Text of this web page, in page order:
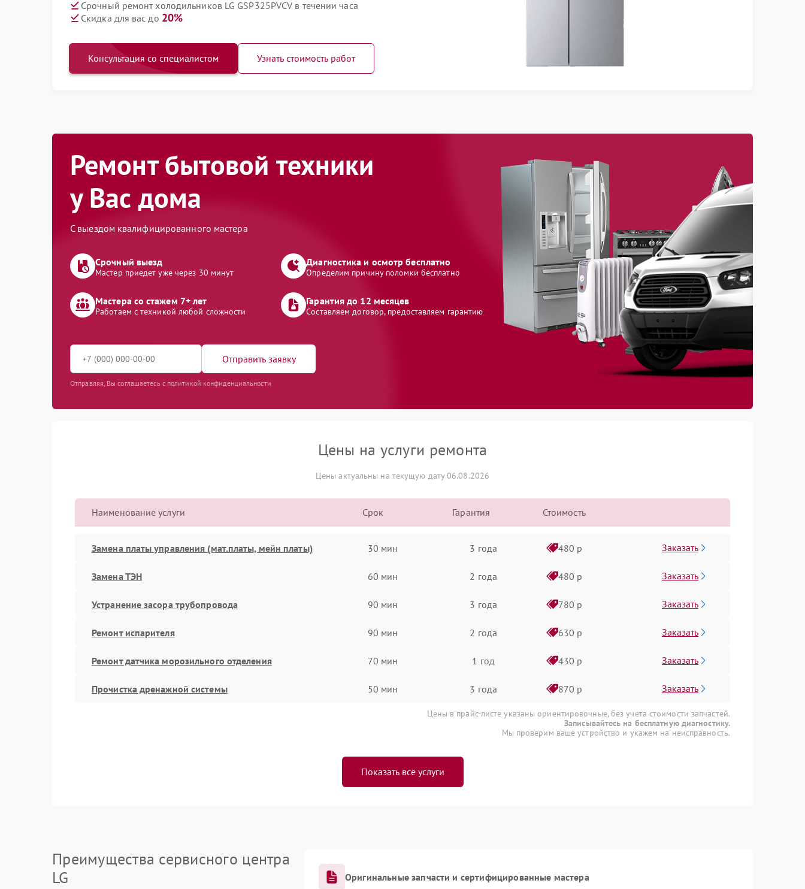
Срочный ремонт холодильников LG GSP325PVCV в течении часа
Скидка для вас до 20%
Консультация со специалистом Узнать стоимость работ
Ремонт бытовой техники
у Вас дома
С выездом квалифицированного мастера
Срочный выезд
Мастер приедет уже через 30 минут
Диагностика и осмотр бесплатно
Определим причину поломки бесплатно
Мастера со стажем 7+ лет
Работаем с техникой любой сложности
Гарантия до 12 месяцев
Составляем договор, предоставляем гарантию
Отправить заявку
Отправляя, Вы соглашаетесь с политикой конфиденциальности
Цены на услуги ремонта
Цены актуальны на текущую дату 06.08.2026
Наименование услуги Срок Гарантия Стоимость
Замена платы управления (мат.платы, мейн платы) 30 мин 3 года 480 р Заказать
Замена ТЭН 60 мин 2 года 480 р Заказать
Устранение засора трубопровода 90 мин 3 года 780 р Заказать
Ремонт испарителя 90 мин 2 года 630 р Заказать
Ремонт датчика морозильного отделения 70 мин 1 год 430 р Заказать
Прочистка дренажной системы 50 мин 3 года 870 р Заказать
Цены в прайс-листе указаны ориентировочные, без учета стоимости запчастей.
Записывайтесь на бесплатную диагностику.
Мы проверим ваше устройство и укажем на неисправность.
Показать все услуги
Преимущества сервисного центра
LG
Оригинальные запчасти и сертифицированные мастера